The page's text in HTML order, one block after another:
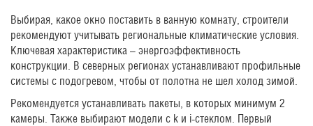
Выбирая, какое окно поставить в ванную комнату, строители
рекомендуют учитывать региональные климатические условия.
Ключевая характеристика – энергоэффективность
конструкции. В северных регионах устанавливают профильные
системы с подогревом, чтобы от полотна не шел холод зимой.
Рекомендуется устанавливать пакеты, в которых минимум 2
камеры. Также выбирают модели с k и i-стеклом. Первый